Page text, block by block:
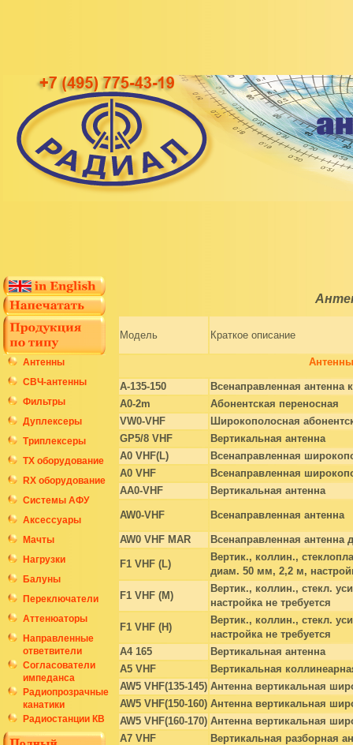
Антенны
СВЧ-антенны
Фильтры
Дуплексеры
Триплексеры
ТХ оборудование
RX оборудование
Системы АФУ
Аксессуары
Мачты
Нагрузки
Балуны
Переключатели
Аттенюаторы
Направленные
ответвители
Согласователи
импеданса
Радиопрозрачные
канатики
Радиостанции КВ
Модель Краткое описание
A-135-150
Всенаправленная антенна
A0-2m
Абонентская переносная
VW0-VHF
Широкополосная
GP5/8 VHF
Вертикальная антенна
A0 VHF(L)
Всенаправленная
A0 VHF
Всенаправленная
AA0-VHF
Вертикальная антенна
AW0-VHF Всенаправленная антенна
AW0 VHF MAR Всенаправленная антенна
F1 VHF (L)
Вертик., коллин.,
диам. 50 мм, 2,2 м,
F1 VHF (M)
Вертик., коллин., стекл.
настройка не требуется
F1 VHF (H)
Вертик., коллин., стекл.
настройка не требуется
A4 165
Вертикальная антенна
A5 VHF
Вертикальная
AW5 VHF(135-145) Антенна вертикальная
AW5 VHF(150-160) Антенна вертикальная
AW5 VHF(160-170) Антенна вертикальная
A7 VHF
Вертикальная разборная